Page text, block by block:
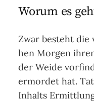
Worum es
Zwar besteht die
hen Mor­gen
der Wei­de
ermor­det hat.
Inhalts